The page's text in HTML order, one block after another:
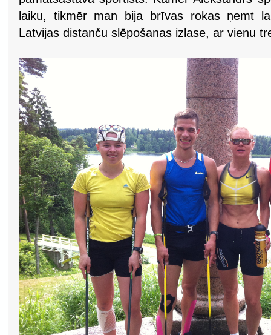
laiku, tikmēr man bija brīvas rokas ņemt
Latvijas distanču slēpošanas izlase, ar vienu